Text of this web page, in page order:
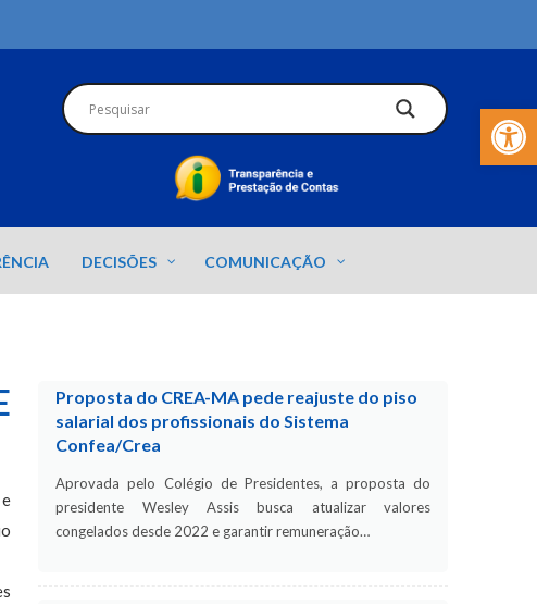
Barra de
DECISÕES COMUNICAÇÃO
Proposta do CREA-MA pede reajuste do piso
salarial dos profissionais do Sistema
Confea/Crea
Aprovada pelo Colégio de Presidentes, a proposta do
presidente Wesley Assis busca atualizar valores
congelados desde 2022 e garantir remuneração…